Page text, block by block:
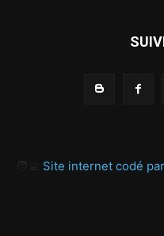
Site internet codé